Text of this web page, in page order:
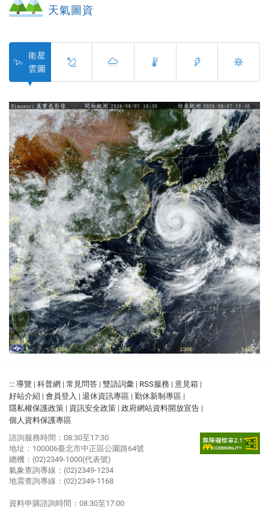
溫度 31
風向 西北風
17:00
溫度 30 降雨機率 20%
體感溫度 31 相對溼度 69%
蒲福風級 4 舒適度 悶熱
風向 西北風
08/07(五)
18:00
晴
溫度 30 降雨機率 20%
體感溫度 30 相對溼度 66%
蒲福風級 4 舒適度 悶熱
風向 西北風
08/07(五)
19:00
晴
體感溫度 28 相對溼度 62%
蒲福風級 4 舒適度
風向
08/07(五)
20:00
溫度 29
體感溫度 28
天氣圖資
衛星
雲圖
::: 導覽 | 科普網 | 常見問答 | 雙語詞彙 | RSS服務 | 意見箱 |
好站介紹 | 會員登入 | 退休資訊專區 | 勤休新制專區 |
隱私權保護政策 | 資訊安全政策 | 政府網站資料開放宣告 |
個人資料保護專區
諮詢服務時間：08:30至17:30
地址：100006臺北市中正區公園路64號
總機：(02)2349-1000(代表號)
氣象查詢專線：(02)2349-1234
地震查詢專線：(02)2349-1168
資料申購諮詢時間：08:30至17:00